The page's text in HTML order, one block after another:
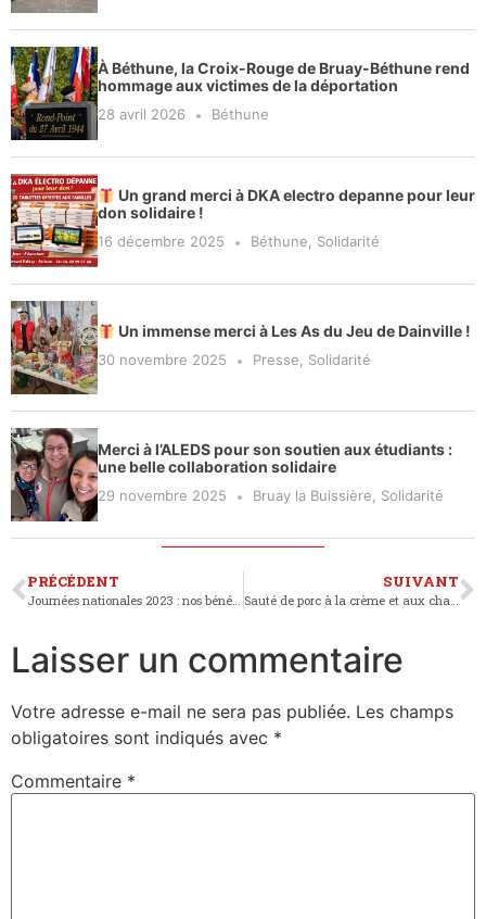
À Béthune, la Croix-Rouge de Bruay-Béthune rend
hommage aux victimes de la déportation
28 avril 2026 Béthune
Un grand merci à DKA electro depanne pour leur
don solidaire !
16 décembre 2025 Béthune Solidarité
Un immense merci à Les As du Jeu de Dainville !
30 novembre 2025 Presse Solidarité
Merci à l’ALEDS pour son soutien aux étudiants :
une belle collaboration solidaire
29 novembre 2025 Bruay la Buissière Solidarité
PRÉCÉDENT
Journées nationales 2023 : nos bénévoles quêtent en bas de chez vous
SUIVANT
Sauté de porc à la crème et aux champignons
Laisser un commentaire
Votre adresse e-mail ne sera pas publiée. Les champs
obligatoires sont indiqués avec *
Commentaire *